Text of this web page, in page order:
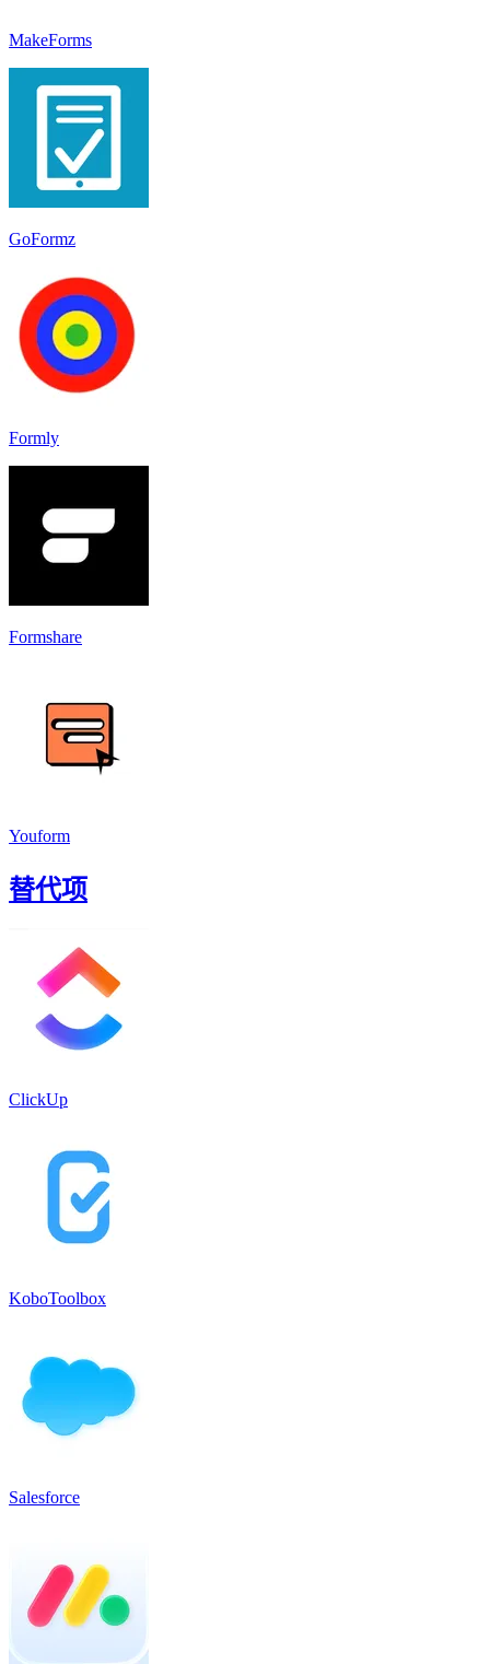
MakeForms
GoFormz
Formly
Formshare
Youform
替代项
ClickUp
KoboToolbox
Salesforce